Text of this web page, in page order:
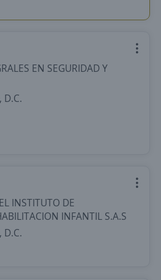
EN SEGURIDAD Y
D.C.
INSTITUTO DE
INFANTIL S.A.S
D.C.